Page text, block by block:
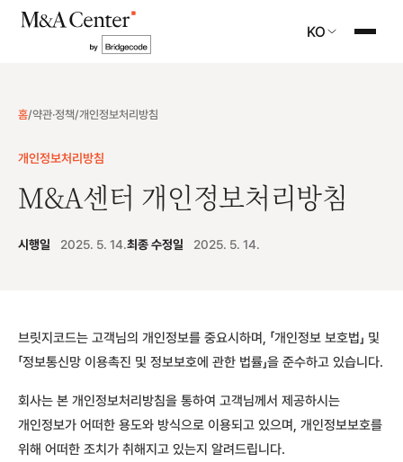
KO
홈/약관·정책/개인정보처리방침
개인정보처리방침
M&A센터 개인정보처리방침
시행일 2025. 5. 14.최종 수정일 2025. 5. 14.
브릿지코드는 고객님의 개인정보를 중요시하며, 「개인정보 보호법」 및
「정보통신망 이용촉진 및 정보보호에 관한 법률」을 준수하고 있습니다.
회사는 본 개인정보처리방침을 통하여 고객님께서 제공하시는
개인정보가 어떠한 용도와 방식으로 이용되고 있으며, 개인정보보호를
위해 어떠한 조치가 취해지고 있는지 알려드립니다.